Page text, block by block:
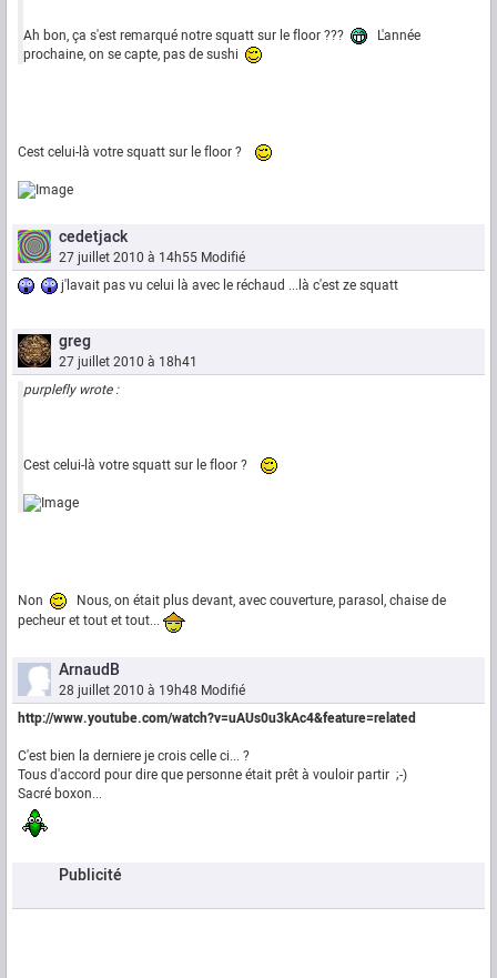
Ah bon, ça s'est remarqué notre squatt sur le floor ???
L'année
prochaine, on se capte, pas de sushi
Cest celui-là votre squatt sur le floor ?
cedetjack
27 juillet 2010 à 14h55 Modifié
j'lavait pas vu celui là avec le réchaud ...là c'est ze squatt
greg
27 juillet 2010 à 18h41
purplefly wrote :
Cest celui-là votre squatt sur le floor ?
Non
Nous, on était plus devant, avec couverture, parasol, chaise de
pecheur et tout et tout...
ArnaudB
28 juillet 2010 à 19h48 Modifié
http://www.youtube.com/watch?v=uAUs0u3kAc4&feature=related
C'est bien la derniere je crois celle ci... ?
Tous d'accord pour dire que personne était prêt à vouloir partir ;-)
Sacré boxon...
Publicité